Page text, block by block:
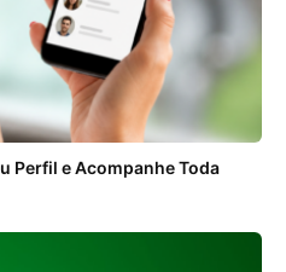
Perfil e Acompanhe Toda